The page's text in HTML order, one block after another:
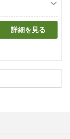
詳細を見る